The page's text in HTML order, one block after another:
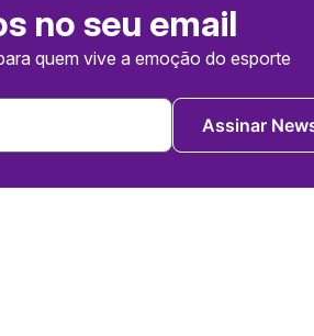
no seu email
quem vive a emoção do esporte
Assinar